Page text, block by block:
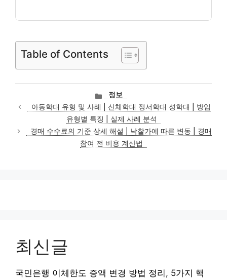
Table of Contents
카
테
고
리
정보
아동학대 유형 및 사례 | 신체학대 정서학대 성학대 | 방임
유형별 특징 | 실제 사례 분석
경매 수수료의 기준 상세 해설 | 낙찰가에 따른 변동 | 경매
참여 전 비용 계산법
최신글
국민은행 이체한도 증액 변경 방법 정리, 5가지 핵